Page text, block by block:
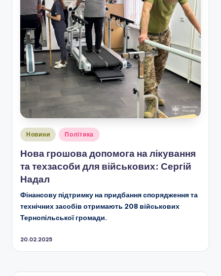
Опубліковано
Новини Політика
Нова грошова допомога на лікування
та техзасоби для військових: Сергій
Надал
Фінансову підтримку на придбання спорядження та
технічних засобів отримають 208 військових
Тернопільської громади.
20.02.2025